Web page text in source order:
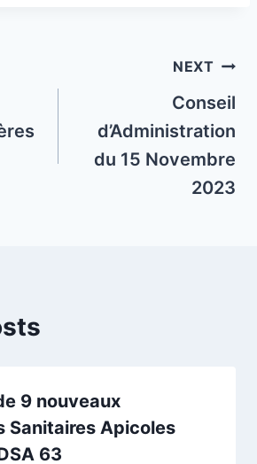
NEXT
Conseil
d’Administration
du 15 Novembre
2023
9 nouveaux
Sanitaires Apicoles
63